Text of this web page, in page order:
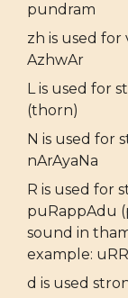
pundram
zh is used for
AzhwAr
L is used for
(thorn)
N is used for
nArAyaNa
R is used for
puRappAdu
sound in
example:
d is used